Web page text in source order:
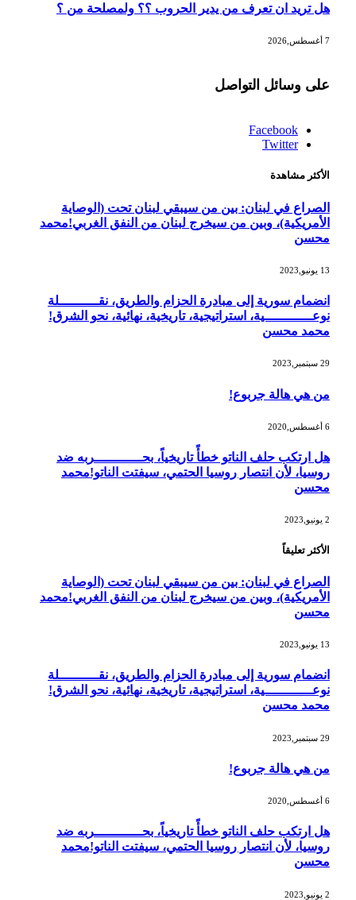
هل تريد ان تعرف من يدير الحروب ؟؟ ولمصلحة من ؟
على وسائل التواصل
Facebook
Twitter
الأكثر مشاهدة
الصراع في لبنان: بين من سيبقي لبنان تحت (الوصاية
الأمريكية)، وبين من سيخرج لبنان من النفق الغربي!محمد
محسن
13 يونيو,2023
انضمام سورية إلى مبادرة الحزام والطريق، نقــــــــــلة
نوعــــــــــــية، استراتيجية، تاريخية، نهائية، نحو الشرق!
محمد محسن
29 سبتمبر,2023
من هي هالة جربوع!
هل ارتكب حلف الناتو خطأً تاريخياً، بحــــــــــــربه ضد
روسيا، لأن انتصار روسيا الحتمي، سيفتت الناتو!محمد
محسن
الأكثر تعليقاً
الصراع في لبنان: بين من سيبقي لبنان تحت (الوصاية
الأمريكية)، وبين من سيخرج لبنان من النفق الغربي!محمد
محسن
13 يونيو,2023
انضمام سورية إلى مبادرة الحزام والطريق، نقــــــــــلة
نوعــــــــــــية، استراتيجية، تاريخية، نهائية، نحو الشرق!
محمد محسن
29 سبتمبر,2023
من هي هالة جربوع!
هل ارتكب حلف الناتو خطأً تاريخياً، بحــــــــــــربه ضد
روسيا، لأن انتصار روسيا الحتمي، سيفتت الناتو!محمد
محسن